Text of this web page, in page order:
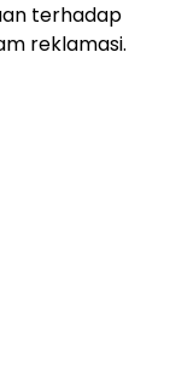
terhadap
reklamasi.